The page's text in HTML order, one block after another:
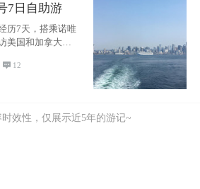
7日自助游
历7天，搭乘诺唯
美国和加拿大的4
 12
效性，仅展示近5年的游记~